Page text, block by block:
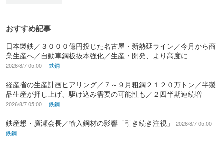
おすすめ記事
日本製鉄／３０００億円投じた名古屋・新熱延ライン／今月から商
業生産へ／自動車鋼板抜本強化／生産・開発、より高度に
2026/8/7 05:00 鉄鋼
経産省の生産計画ヒアリング／７～９月粗鋼２１２０万トン／半製
品生産が押し上げ、駆け込み需要の可能性も／２四半期連続増
2026/8/7 05:00 鉄鋼
鉄産懇・廣瀬会長／輸入鋼材の影響「引き続き注視」
2026/8/7 05:00
鉄鋼